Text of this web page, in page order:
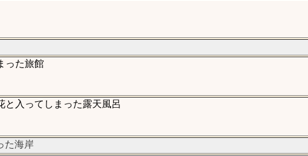
った旅館
と入ってしまった露天風呂
た海岸